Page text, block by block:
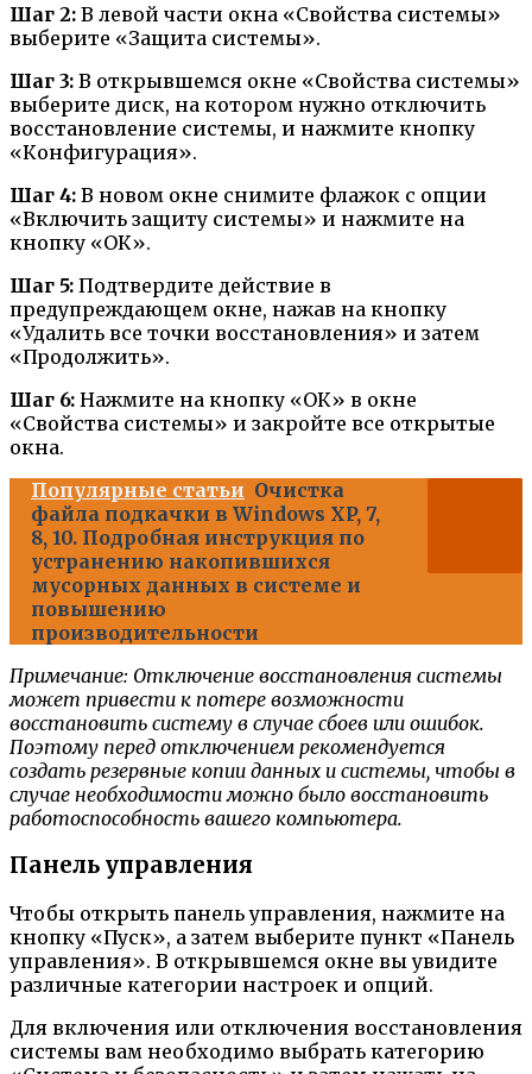
Шаг 2: В левой части окна «Свойства системы»
выберите «Защита системы».
Шаг 3: В открывшемся окне «Свойства системы»
выберите диск, на котором нужно отключить
восстановление системы, и нажмите кнопку
«Конфигурация».
Шаг 4: В новом окне снимите флажок с опции
«Включить защиту системы» и нажмите на
кнопку «ОК».
Шаг 5: Подтвердите действие в
предупреждающем окне, нажав на кнопку
«Удалить все точки восстановления» и затем
«Продолжить».
Шаг 6: Нажмите на кнопку «ОК» в окне
«Свойства системы» и закройте все открытые
окна.
Популярные статьи Очистка
файла подкачки в Windows XP, 7,
8, 10. Подробная инструкция по
устранению накопившихся
мусорных данных в системе и
повышению
производительности
Примечание: Отключение восстановления системы
может привести к потере возможности
восстановить систему в случае сбоев или ошибок.
Поэтому перед отключением рекомендуется
создать резервные копии данных и системы, чтобы в
случае необходимости можно было восстановить
работоспособность вашего компьютера.
Панель управления
Чтобы открыть панель управления, нажмите на
кнопку «Пуск», а затем выберите пункт «Панель
управления». В открывшемся окне вы увидите
различные категории настроек и опций.
Для включения или отключения восстановления
системы вам необходимо выбрать категорию